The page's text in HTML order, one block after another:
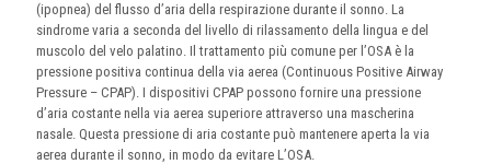
(ipopnea) del flusso d’aria della respirazione durante il sonno. La
sindrome varia a seconda del livello di rilassamento della lingua e del
muscolo del velo palatino. Il trattamento più comune per l’OSA è la
pressione positiva continua della via aerea (Continuous Positive Airway
Pressure – CPAP). I dispositivi CPAP possono fornire una pressione
d’aria costante nella via aerea superiore attraverso una mascherina
nasale. Questa pressione di aria costante può mantenere aperta la via
aerea durante il sonno, in modo da evitare L’OSA.